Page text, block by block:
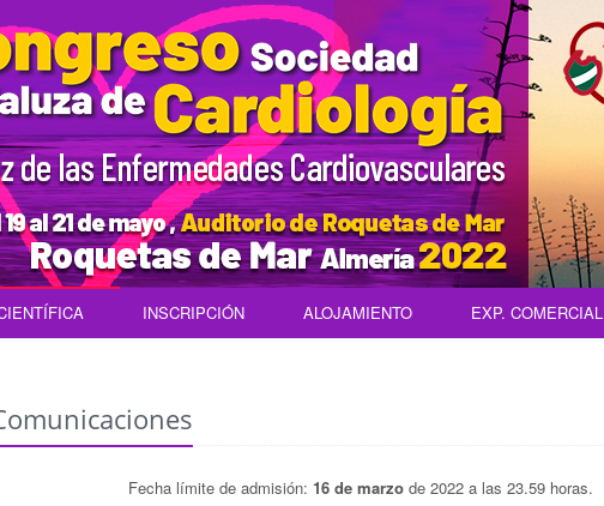
INSCRIPCIÓN ALOJAMIENTO EXP. COMERCIAL
Fecha límite de admisión: 16 de marzo de 2022 a las 23.59 horas.